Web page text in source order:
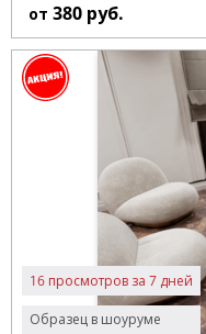
от 380 руб.
Образец в шоуруме
16 просмотров за 7 дней